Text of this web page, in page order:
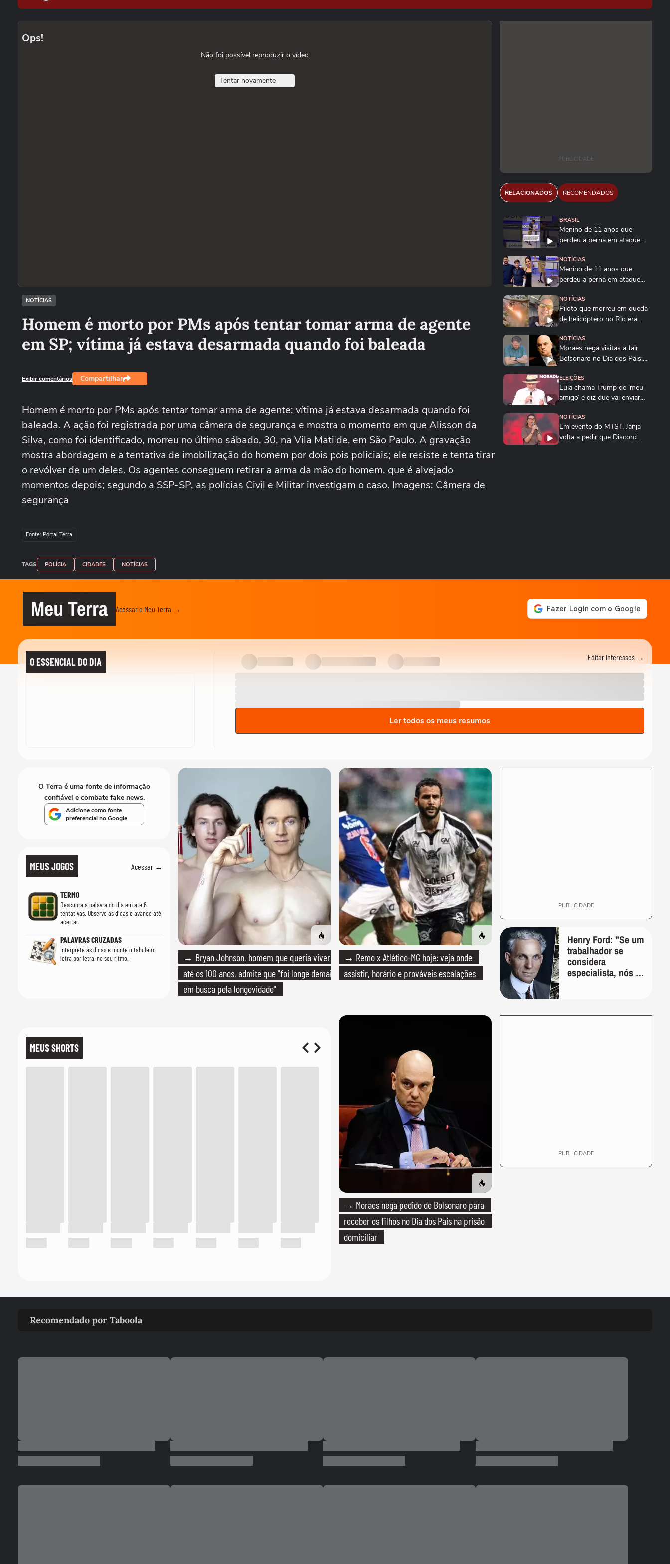
Ops!
Não foi possível reproduzir o vídeo
Tentar novamente
NOTÍCIAS
Homem é morto por PMs após tentar tomar arma de agente
em SP; vítima já estava desarmada quando foi baleada
Exibir comentários Compartilhar
Homem é morto por PMs após tentar tomar arma de agente; vítima já estava desarmada quando foi
baleada. A ação foi registrada por uma câmera de segurança e mostra o momento em que Alisson da
Silva, como foi identificado, morreu no último sábado, 30, na Vila Matilde, em São Paulo. A gravação
mostra abordagem e a tentativa de imobilização do homem por dois pois policiais; ele resiste e tenta tirar
o revólver de um deles. Os agentes conseguem retirar a arma da mão do homem, que é alvejado
momentos depois; segundo a SSP-SP, as polícias Civil e Militar investigam o caso. Imagens: Câmera de
segurança
Fonte: Portal Terra
TAGS POLÍCIA CIDADES NOTÍCIAS
PUBLICIDADE
RELACIONADOS RECOMENDADOS
BRASIL
Menino de 11 anos que
perdeu a perna em ataque
NOTÍCIAS
Menino de 11 anos que
perdeu a perna em ataque
NOTÍCIAS
Piloto que morreu em queda
de helicóptero no Rio era
NOTÍCIAS
Moraes nega visitas a Jair
Bolsonaro no Dia dos Pais;
ELEIÇÕES
Lula chama Trump de ‘meu
amigo’ e diz que vai enviar
NOTÍCIAS
Em evento do MTST, Janja
volta a pedir que Discord
embarcar em...
BRASIL
Lula chama Rubio de 'latino-
americano frustrado' e diz
Ventos fortes atingem
Santos e Defesa Civil alerta
EDUCAÇÃO
Meu Terra Acessar o Meu Terra →
O ESSENCIAL DO DIA Editar interesses →
Ler todos os meus resumos
MEUS JOGOS Acessar →
TERMO
Descubra a palavra do dia em até 6
tentativas. Observe as dicas e avance até
acertar.
PALAVRAS CRUZADAS
Interprete as dicas e monte o tabuleiro
letra por letra, no seu ritmo.
→ Bryan Johnson, homem que queria viver
até os 100 anos, admite que "foi longe demais
em busca pela longevidade"
→ Remo x Atlético-MG hoje: veja onde
assistir, horário e prováveis escalações
PUBLICIDADE
→ Moraes nega pedido de Bolsonaro para
receber os filhos no Dia dos Pais na prisão
domiciliar
Henry Ford: "Se um
trabalhador se
considera
especialista, nós o
especialista se
MEUS SHORTS
PUBLICIDADE
O Terra é uma fonte de informação
confiável e combate fake news.
Adicione como fonte
preferencial no Google
Recomendado por Taboola